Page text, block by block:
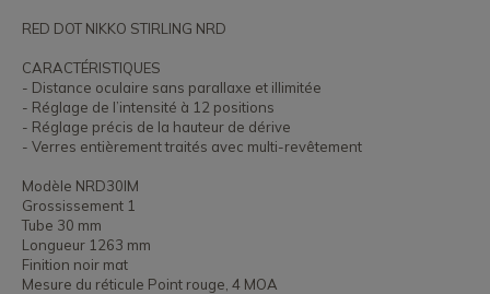
RED DOT NIKKO STIRLING NRD
CARACTÉRISTIQUES
- Distance oculaire sans parallaxe et illimitée
- Réglage de l’intensité à 12 positions
- Réglage précis de la hauteur de dérive
- Verres entièrement traités avec multi-revêtement
Modèle NRD30IM
Grossissement 1
Tube 30 mm
Longueur 1263 mm
Finition noir mat
Mesure du réticule Point rouge, 4 MOA